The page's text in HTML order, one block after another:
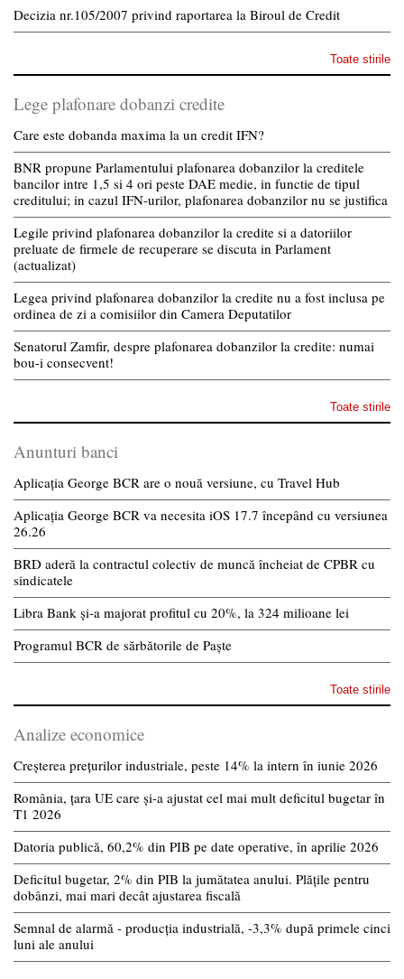
Decizia nr.105/2007 privind raportarea la Biroul de Credit
Toate stirile
Lege plafonare dobanzi credite
Care este dobanda maxima la un credit IFN?
BNR propune Parlamentului plafonarea dobanzilor la creditele
bancilor intre 1,5 si 4 ori peste DAE medie, in functie de tipul
creditului; in cazul IFN-urilor, plafonarea dobanzilor nu se justifica
Legile privind plafonarea dobanzilor la credite si a datoriilor
preluate de firmele de recuperare se discuta in Parlament
(actualizat)
Legea privind plafonarea dobanzilor la credite nu a fost inclusa pe
ordinea de zi a comisiilor din Camera Deputatilor
Senatorul Zamfir, despre plafonarea dobanzilor la credite: numai
bou-i consecvent!
Toate stirile
Anunturi banci
Aplicația George BCR are o nouă versiune, cu Travel Hub
Aplicația George BCR va necesita iOS 17.7 începând cu versiunea
26.26
BRD aderă la contractul colectiv de muncă încheiat de CPBR cu
sindicatele
Libra Bank și-a majorat profitul cu 20%, la 324 milioane lei
Programul BCR de sărbătorile de Paște
Toate stirile
Analize economice
Creșterea prețurilor industriale, peste 14% la intern în iunie 2026
România, țara UE care și-a ajustat cel mai mult deficitul bugetar în
T1 2026
Datoria publică, 60,2% din PIB pe date operative, în aprilie 2026
Deficitul bugetar, 2% din PIB la jumătatea anului. Plățile pentru
dobânzi, mai mari decât ajustarea fiscală
Semnal de alarmă - producția industrială, -3,3% după primele cinci
luni ale anului